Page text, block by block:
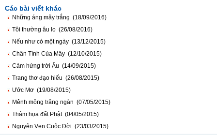
Các bài viết khác
Những áng mây trắng (18/09/2016)
Tôi thường âu lo (26/08/2016)
Nếu như có một ngày (13/12/2015)
Chân Tình Của Mây (12/10/2015)
Cảm hứng trời Âu (14/09/2015)
Trang thơ đạo hiếu (26/08/2015)
Ước Mơ (19/08/2015)
Mênh mông trăng ngàn (07/05/2015)
Thảm họa đất Phật (04/05/2015)
Nguyên Vẹn Cuộc Đời (23/03/2015)